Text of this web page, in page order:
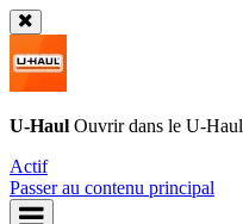
U-Haul Ouvrir dans le U-Haul
Actif
Passer au contenu principal